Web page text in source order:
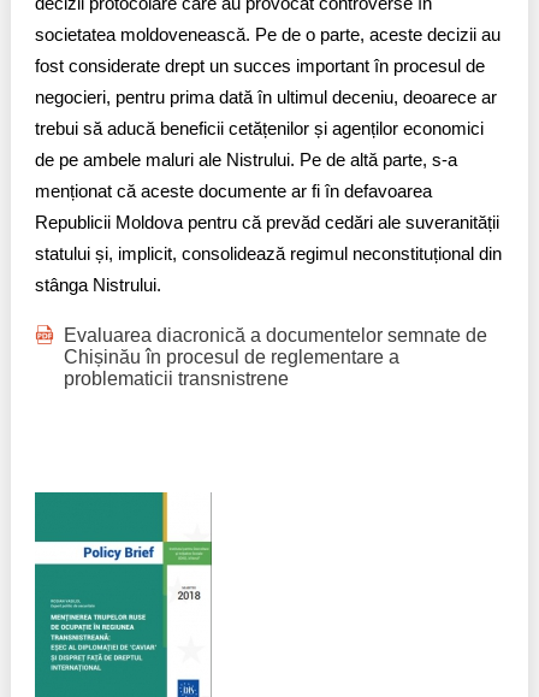
societatea moldovenească. Pe de o parte, aceste decizii au
fost considerate drept un succes important în procesul de
negocieri, pentru prima dată în ultimul deceniu, deoarece ar
trebui să aducă beneficii cetățenilor și agenților economici
de pe ambele maluri ale Nistrului. Pe de altă parte, s-a
menționat că aceste documente ar fi în defavoarea
Republicii Moldova pentru că prevăd cedări ale suveranității
statului și, implicit, consolidează regimul neconstituțional din
stânga Nistrului.
Evaluarea diacronică a documentelor semnate de
Chișinău în procesul de reglementare a
problematicii transnistrene